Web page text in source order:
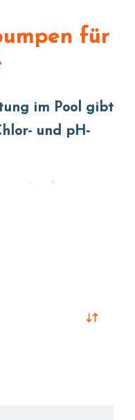
und pH-
ständig
automatischer